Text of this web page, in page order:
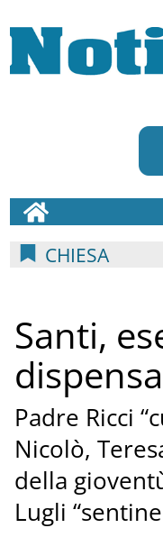
CHIESA
Santi,
Padre Ricci
Nicolò,
della
Lugli